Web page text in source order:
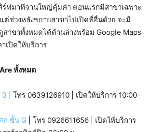
ร์ฟมาทีจานใหญ่คุ้มค่า ตอนแรกมีสาขาเฉพาะ
ต่ช่วงหลังขยายสาขาไปเปิดที่อื่นด้วย จะมี
สาขาทั้งหมดได้ด้านล่างพร้อม Google Maps
เปิดให้บริการ
ทั้งหมด
3 | โทร 0639126910 | เปิดให้บริการ 10:00-
ก ชั้น G | โทร 0926611656 | เปิดให้บริการ